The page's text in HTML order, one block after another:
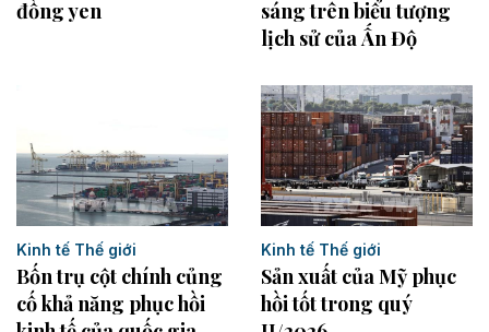
đồng yen
sáng trên biểu tượng
lịch sử của Ấn Độ
Kinh tế Thế giới
Bốn trụ cột chính củng
cố khả năng phục hồi
Kinh tế Thế giới
Sản xuất của Mỹ phục
hồi tốt trong quý